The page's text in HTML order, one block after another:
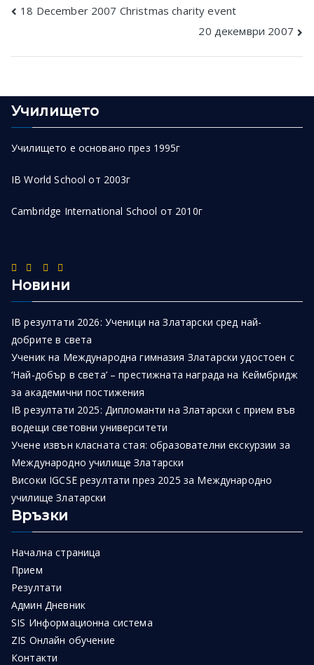
Post
18 December 2007 Christmas charity event
20 декември 2007
Училището
Училището е основано през 1995г
IB World School от 2003г
Cambridge International School от 2010г
Новини
IB резултати 2026: Ученици на Златарски сред най-
добрите в света
Ученик на Международна гимназия Златарски удостоен с
‘Най-добър в света’ – престижната награда на Кеймбридж
за академични постижения
IB резултати 2025: Дипломанти на Златарски с прием във
водещи световни университети
Учене извън класната стая: образователни екскурзии за
Международно училище Златарски
Високи IGCSE резултати през 2025 за Международно
училище Златарски
Връзки
Начална страница
Прием
Резултати
Админ Дневник
SIS Информационна система
ZIS Онлайн обучение
Контакти